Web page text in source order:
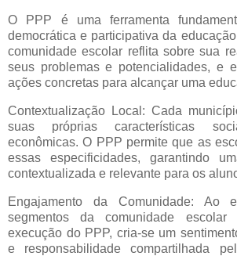
O PPP é uma ferramenta
democrática e participativa da
comunidade escolar reflita sobre sua
seus problemas e potencialidades, e
ações concretas para alcançar uma
Contextualização Local: Cada
suas próprias características
econômicas. O PPP permite que as
essas especificidades, garantindo
contextualizada e relevante para os
Engajamento da Comunidade: Ao
segmentos da comunidade
execução do PPP, cria-se um
e responsabilidade compartilhada